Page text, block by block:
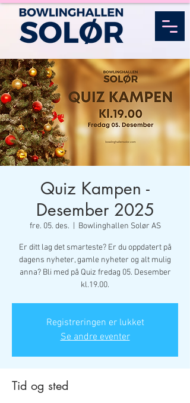
Quiz Kampen -
Desember 2025
fre. 05. des. Bowlinghallen Solør AS
Er ditt lag det smarteste? Er du oppdatert på
dagens nyheter, gamle nyheter og alt mulig
anna? Bli med på Quiz fredag 05. Desember
kl.19.00.
Registreringen er lukket
Se andre eventer
Tid og sted